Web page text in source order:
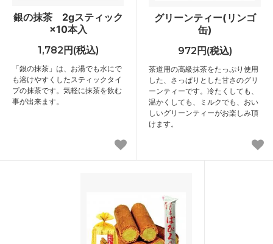
銀の抹茶 2gスティック
×10本入
1,782円(税込)
「銀の抹茶」は、お湯でも水にで
も溶けやすくしたスティックタイ
プの抹茶です。気軽に抹茶を飲む
事が出来ます。
グリーンティー(リンゴ
缶)
972円(税込)
茶道用の高級抹茶をたっぷり使用
した、さっぱりとした甘さのグリ
ーンティーです。冷たくしても、
温かくしても、ミルクでも、おい
しいグリーンティーがお楽しみ頂
けます。